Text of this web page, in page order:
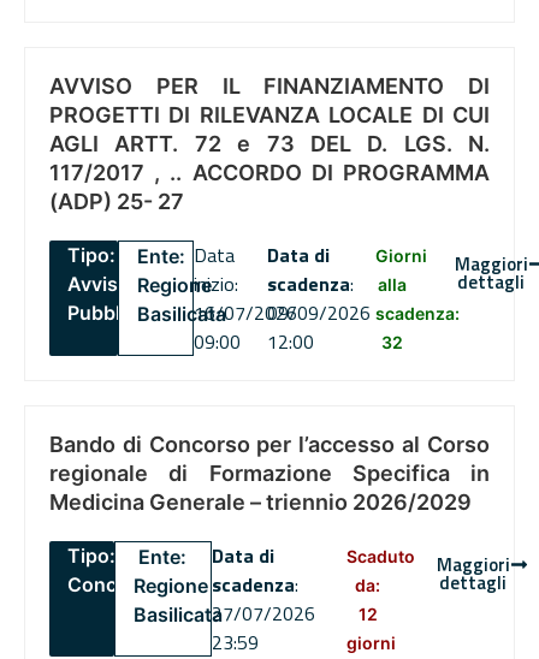
AVVISO PER IL FINANZIAMENTO DI
PROGETTI DI RILEVANZA LOCALE DI CUI
AGLI ARTT. 72 e 73 DEL D. LGS. N.
117/2017 , .. ACCORDO DI PROGRAMMA
(ADP) 25- 27
Tipo:
Avviso
Pubblico
Ente:
Regione
Basilicata
Data
inizio:
16/07/2026
09:00
Data di
scadenza:
09/09/2026
12:00
Giorni
alla
scadenza:
32
Maggiori
dettagli
Bando di Concorso per l’accesso al Corso
regionale di Formazione Specifica in
Medicina Generale – triennio 2026/2029
Tipo:
Concorsi
Ente:
Regione
Basilicata
Data di
scadenza:
27/07/2026
23:59
Scaduto
da:
12
giorni
Maggiori
dettagli